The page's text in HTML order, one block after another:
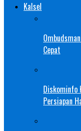
Kalsel
Cepat
Diskominfo
Persiapan